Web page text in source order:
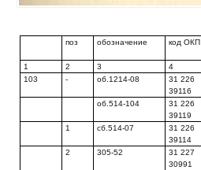
поз обозначение код ОКП
1 2 3 4
103
- об.1214-08
31 226
39116
об.514-104
31 226
39119
1
сб.514-07
31 226
39114
2 305-52
31 227
30991